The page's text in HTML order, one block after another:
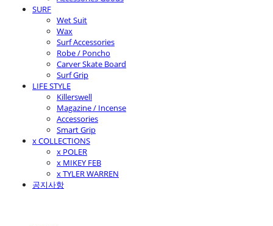
SURF
Wet Suit
Wax
Surf Accessories
Robe / Poncho
Carver Skate Board
Surf Grip
LIFE STYLE
Killerswell
Magazine / Incense
Accessories
Smart Grip
x COLLECTIONS
x POLER
x MIKEY FEB
x TYLER WARREN
공지사항